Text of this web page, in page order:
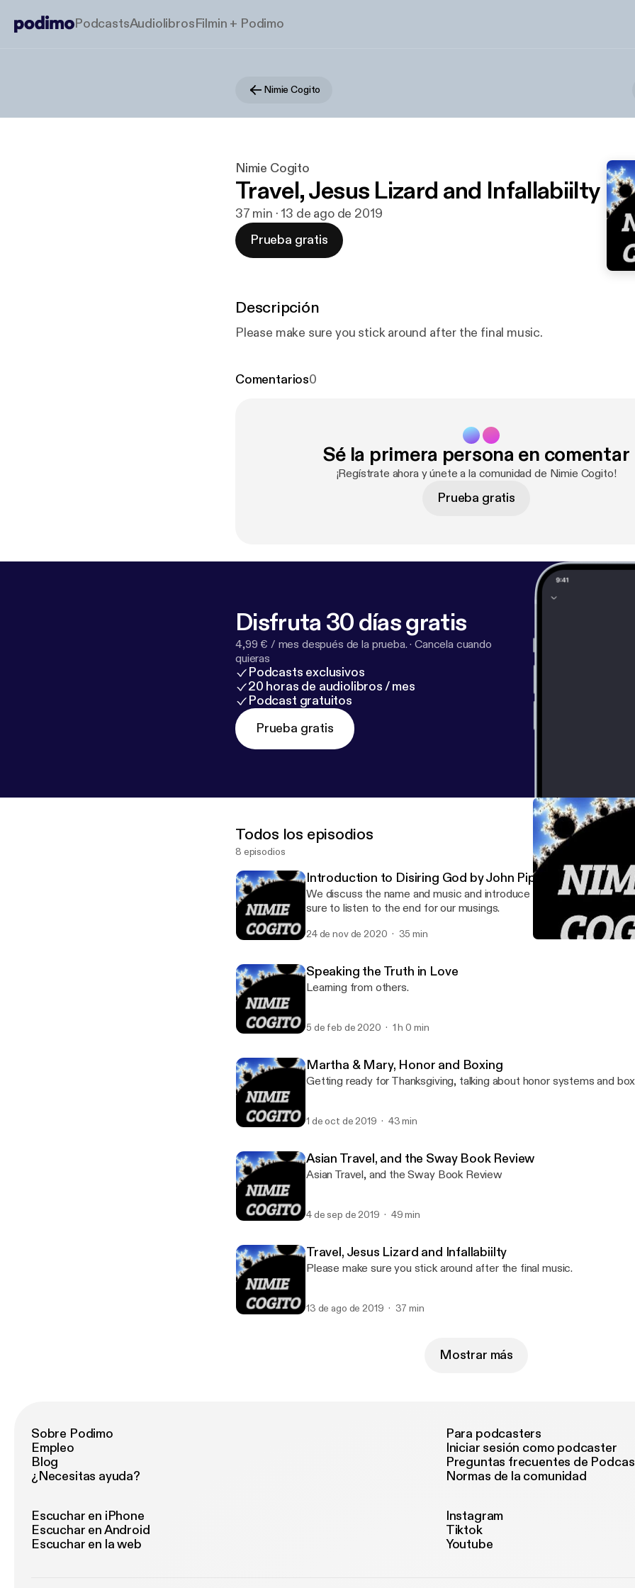
PodcastsAudiolibrosFilmin + Podimo
Nimie Cogito
Nimie Cogito
Travel, Jesus Lizard and Infallabiilty
37 min · 13 de ago de 2019
Prueba gratis
Descripción
Please make sure you stick around after the final music.
Comentarios0
Sé la primera persona en comentar
¡Regístrate ahora y únete a la comunidad de Nimie Cogito!
Prueba gratis
Disfruta 30 días gratis
4,99 € / mes después de la prueba. ·Cancela cuando
quieras
Podcasts exclusivos
20 horas de audiolibros / mes
Podcast gratuitos
Prueba gratis
Todos los episodios
8 episodios
Introduction to Disiring God by John Piper
We discuss the name and music and introduce Desiring God by
sure to listen to the end for our musings.
24 de nov de 2020 35 min
Speaking the Truth in Love
Learning from others.
5 de feb de 2020 1 h 0 min
Martha & Mary, Honor and Boxing
Getting ready for Thanksgiving, talking about honor systems and
1 de oct de 2019 43 min
Asian Travel, and the Sway Book Review
Asian Travel, and the Sway Book Review
4 de sep de 2019 49 min
Travel, Jesus Lizard and Infallabiilty
Please make sure you stick around after the final music.
13 de ago de 2019 37 min
Mostrar más
Sobre Podimo
Empleo
Blog
¿Necesitas ayuda?
Para podcasters
Iniciar sesión como podcaster
Preguntas frecuentes de
Normas de la comunidad
Escuchar en iPhone
Escuchar en Android
Escuchar en la web
Instagram
Tiktok
Youtube